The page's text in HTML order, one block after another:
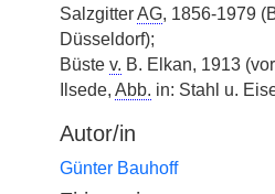
SalzgitterAG, 1856-1979
Düsseldorf);
Büste v. B. Elkan, 1913
Ilsede, Abb. in: Stahl u.
Autor/in
Günter Bauhoff